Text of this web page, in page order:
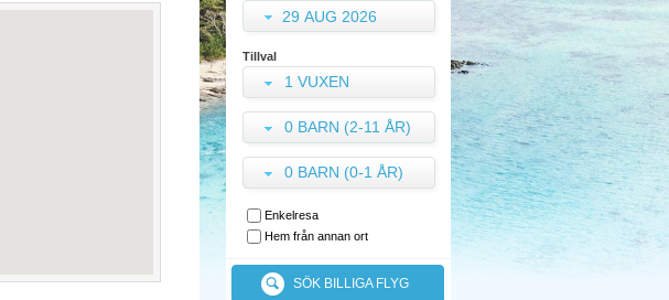
29 AUG 2026
Tillval
1 VUXEN
0 BARN (2-11 ÅR)
0 BARN (0-1 ÅR)
Enkelresa
Hem från annan ort
SÖK BILLIGA FLYG